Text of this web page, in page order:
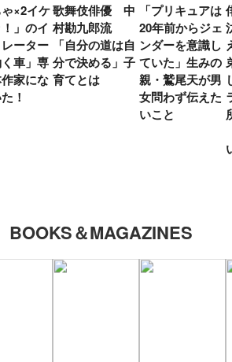
ゃ×2イケ
」のイ
ーター
車」専
家にな
！
歌舞伎俳優 中
村勘九郎流
「自分の道は自
分で決める」子
育てとは
「プリキュアは
20年前からジェ
ンダーを意識し
ていた」生みの
親・鷲尾天が男
女問わず伝えた
いこと
＆MAGAZINES